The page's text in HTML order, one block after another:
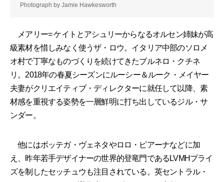
Photograph by Jamie Hawkesworth
メアリー= ケイトとアシュリーからなるオルセン姉妹が高
級素材を惜しみなく使うザ・ロウ。イタリア中部のソロメ
オ村で丁寧なものづくりを続けてきたブルネロ・クチネ
リ。2018年の春夏シーズンにルーシー＆ルーク・メイヤー
夫妻がクリエイティブ・ディレクターに就任して以降、素
材感を重視する姿勢を一層鮮明に打ち出しているジル・サ
ンダー。
他にはボッテガ・ヴェネタやロロ・ピアーナなどに加
え、昨年若手デザイナーの世界的登竜門であるLVMHプライ
ズを制したセッチュウも注目されている。英セントラル・